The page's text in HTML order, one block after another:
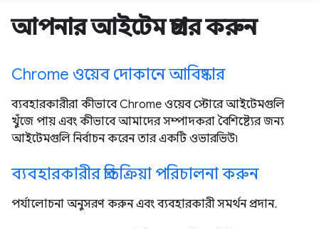
আপনার আইটেম প্রচার করুন
Chrome ওয়েব দোকানে আবিষ্কার
ব্যবহারকারীরা কীভাবে Chrome ওয়েব স্টোরে আইটেমগুলি
খুঁজে পায় এবং কীভাবে আমাদের সম্পাদকরা বৈশিষ্ট্যের জন্য
আইটেমগুলি নির্বাচন করেন তার একটি ওভারভিউ৷
ব্যবহারকারীর প্রতিক্রিয়া পরিচালনা করুন
পর্যালোচনা অনুসরণ করুন এবং ব্যবহারকারী সমর্থন প্রদান.